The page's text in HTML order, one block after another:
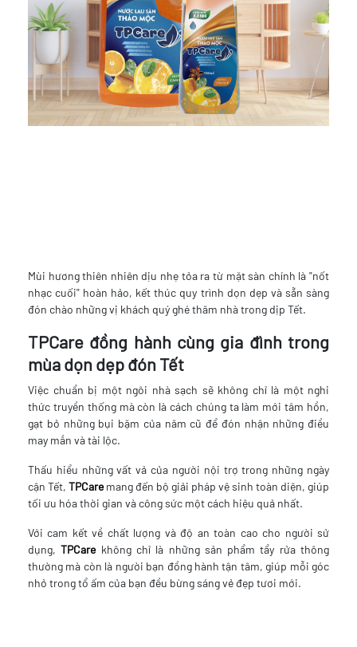
Mùi hương thiên nhiên dịu nhẹ tỏa ra từ mặt sàn chính là "nốt
nhạc cuối" hoàn hảo, kết thúc quy trình dọn dẹp và sẵn sàng
đón chào những vị khách quý ghé thăm nhà trong dịp Tết.
TPCare đồng hành cùng gia đình trong
mùa dọn dẹp đón Tết
Việc chuẩn bị một ngôi nhà sạch sẽ không chỉ là một nghi
thức truyền thống mà còn là cách chúng ta làm mới tâm hồn,
gạt bỏ những bụi bặm của năm cũ để đón nhận những điều
may mắn và tài lộc.
Thấu hiểu những vất vả của người nội trợ trong những ngày
cận Tết, TPCaremang đến bộ giải pháp vệ sinh toàn diện, giúp
tối ưu hóa thời gian và công sức một cách hiệu quả nhất.
Với cam kết về chất lượng và độ an toàn cao cho người sử
dụng,TPCarekhông chỉ là những sản phẩm tẩy rửa thông
thường mà còn là người bạn đồng hành tận tâm, giúp mỗi góc
nhỏ trong tổ ấm của bạn đều bừng sáng vẻ đẹp tươi mới.